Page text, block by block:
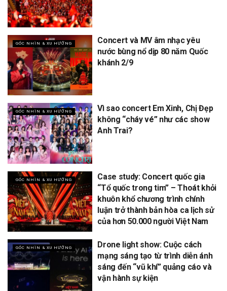
GÓC NHÌN & XU HƯỚNG
Concert và MV âm nhạc yêu
nước bùng nổ dịp 80 năm Quốc
khánh 2/9
GÓC NHÌN & XU HƯỚNG
Vì sao concert Em Xinh, Chị Đẹp
không “cháy vé” như các show
Anh Trai?
GÓC NHÌN & XU HƯỚNG
Case study: Concert quốc gia
“Tổ quốc trong tim” – Thoát khỏi
khuôn khổ chương trình chính
luận trở thành bản hòa ca lịch sử
của hơn 50.000 người Việt Nam
GÓC NHÌN & XU HƯỚNG
Drone light show: Cuộc cách
mạng sáng tạo từ trình diễn ánh
sáng đến “vũ khí” quảng cáo và
vận hành sự kiện